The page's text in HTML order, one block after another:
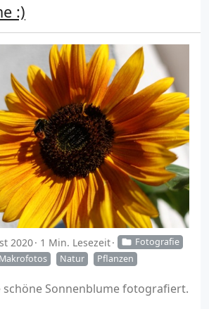
:)
2020 1 Min. Lesezeit
Fotografie
Makrofotos Natur Pflanzen
schöne Sonnenblume fotografiert.